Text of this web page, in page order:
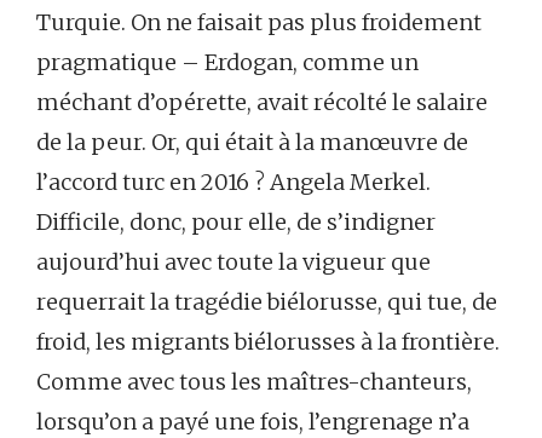
Turquie. On ne faisait pas plus froidement
pragmatique – Erdogan, comme un
méchant d’opérette, avait récolté le salaire
de la peur. Or, qui était à la manœuvre de
l’accord turc en 2016 ? Angela Merkel.
Difficile, donc, pour elle, de s’indigner
aujourd’hui avec toute la vigueur que
requerrait la tragédie biélorusse, qui tue, de
froid, les migrants biélorusses à la frontière.
Comme avec tous les maîtres-chanteurs,
lorsqu’on a payé une fois, l’engrenage n’a